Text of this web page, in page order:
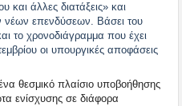
και άλλες διατάξεις» και
νέων επενδύσεων. Βάσει του
το χρονοδιάγραμμα που έχει
οι υπουργικές αποφάσεις
θεσμικό πλαίσιο υποβοήθησης
ενίσχυσης σε διάφορα